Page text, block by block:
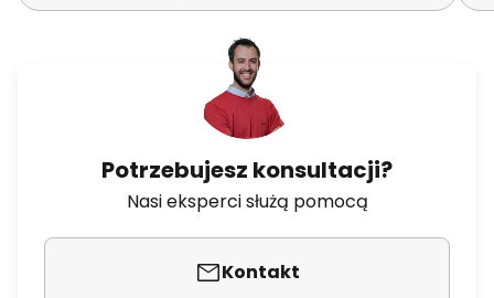
Potrzebujesz konsultacji?
Nasi eksperci służą pomocą
Kontakt